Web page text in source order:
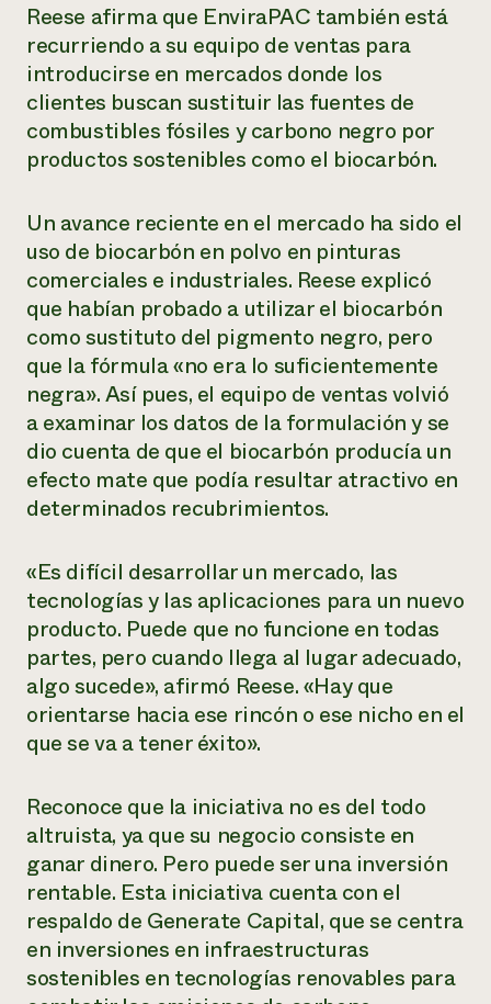
Reese afirma que EnviraPAC también está
recurriendo a su equipo de ventas para
introducirse en mercados donde los
clientes buscan sustituir las fuentes de
combustibles fósiles y carbono negro por
productos sostenibles como el biocarbón.
Un avance reciente en el mercado ha sido el
uso de biocarbón en polvo en pinturas
comerciales e industriales. Reese explicó
que habían probado a utilizar el biocarbón
como sustituto del pigmento negro, pero
que la fórmula «no era lo suficientemente
negra». Así pues, el equipo de ventas volvió
a examinar los datos de la formulación y se
dio cuenta de que el biocarbón producía un
efecto mate que podía resultar atractivo en
determinados recubrimientos.
«Es difícil desarrollar un mercado, las
tecnologías y las aplicaciones para un nuevo
producto. Puede que no funcione en todas
partes, pero cuando llega al lugar adecuado,
algo sucede», afirmó Reese. «Hay que
orientarse hacia ese rincón o ese nicho en el
que se va a tener éxito».
Reconoce que la iniciativa no es del todo
altruista, ya que su negocio consiste en
ganar dinero. Pero puede ser una inversión
rentable. Esta iniciativa cuenta con el
respaldo de Generate Capital, que se centra
en inversiones en infraestructuras
sostenibles en tecnologías renovables para